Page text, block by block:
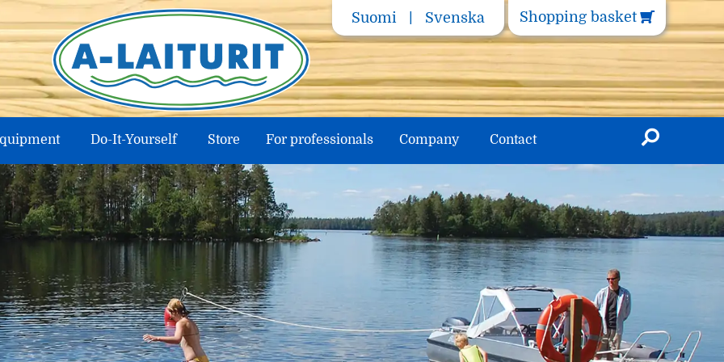
Suomi Svenska Shopping basket
Do-It-Yourself Store For professionals Company Contact